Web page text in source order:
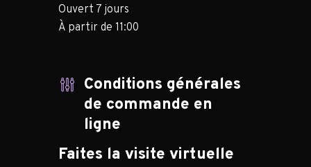
Ouvert 7 jours
À partir de 11:00
Conditions générales
de commande en
ligne
Faites la visite virtuelle